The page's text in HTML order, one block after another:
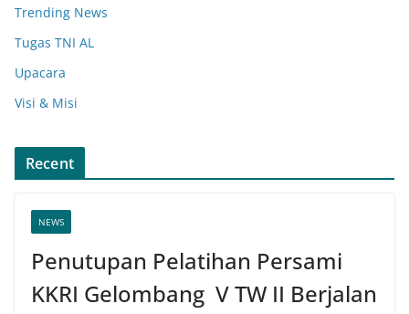
Trending News
Tugas TNI AL
Upacara
Visi & Misi
Recent
NEWS
Penutupan Pelatihan Persami
KKRI Gelombang V TW II Berjalan